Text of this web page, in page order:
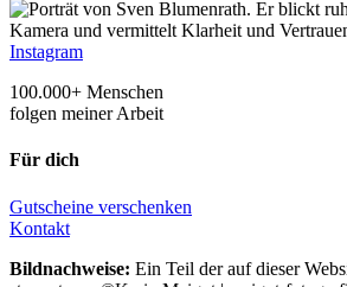
Instagram
100.000+ Menschen
folgen meiner Arbeit
Für dich
Gutscheine verschenken
Kontakt
Bildnachweise: Ein Teil der auf dieser